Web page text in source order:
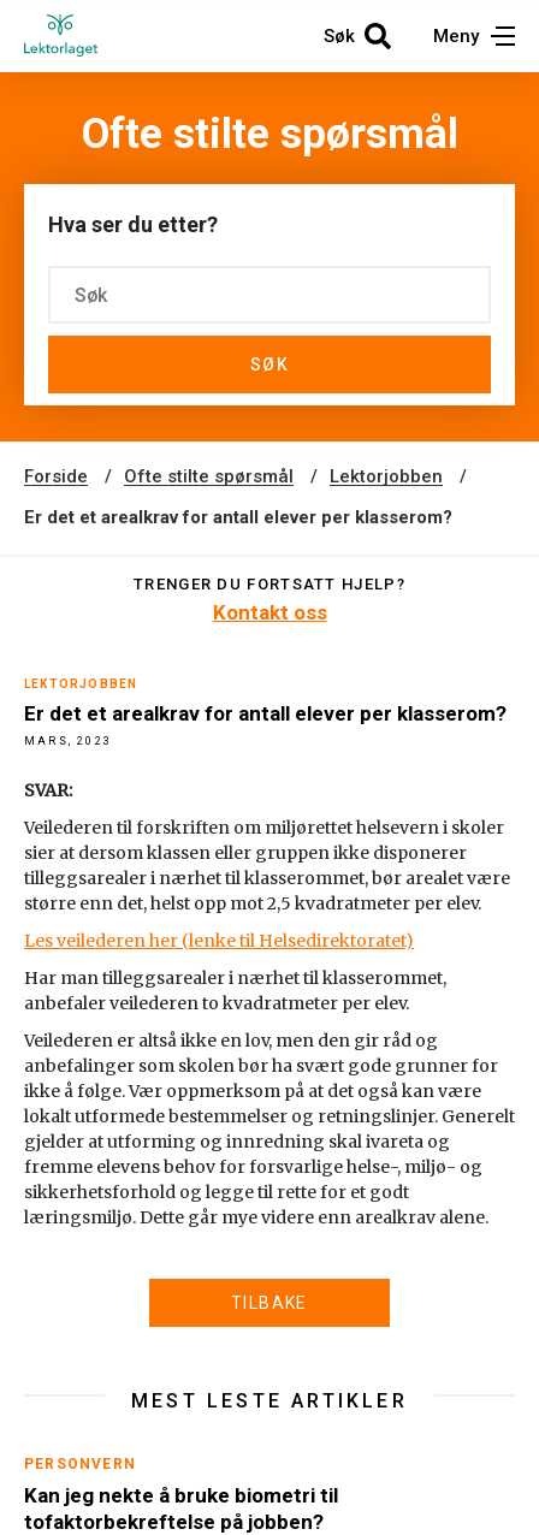
Søk Meny
Ofte stilte spørsmål
Hva ser du etter?
SØK
Forside Ofte stilte spørsmål
Lektorjobben
Er det et arealkrav for antall elever per klasserom?
LEKTORJOBBEN
Er det et arealkrav for antall elever per klasserom?
MARS, 2023
SVAR:
Veilederen til forskriften om miljørettet helsevern i skoler
sier at dersom klassen eller gruppen ikke disponerer
tilleggsarealer i nærhet til klasserommet, bør arealet være
større enn det, helst opp mot 2,5 kvadratmeter per elev.
Les veilederen her (lenke til Helsedirektoratet)
Har man tilleggsarealer i nærhet til klasserommet,
anbefaler veilederen to kvadratmeter per elev.
Veilederen er altså ikke en lov, men den gir råd og
anbefalinger som skolen bør ha svært gode grunner for
ikke å følge. Vær oppmerksom på at det også kan være
lokalt utformede bestemmelser og retningslinjer. Generelt
gjelder at utforming og innredning skal ivareta og
fremme elevens behov for forsvarlige helse-, miljø- og
sikkerhetsforhold og legge til rette for et godt
læringsmiljø. Dette går mye videre enn arealkrav alene.
TILBAKE
TRENGER DU FORTSATT HJELP?
Kontakt oss
MEST LESTE ARTIKLER
PERSONVERN
Kan jeg nekte å bruke biometri til
tofaktorbekreftelse på jobben?